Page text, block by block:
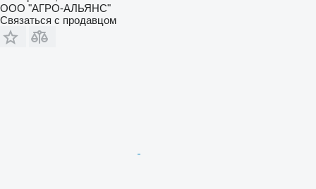
ООО "АГРО-АЛЬЯНС"
Связаться с продавцом